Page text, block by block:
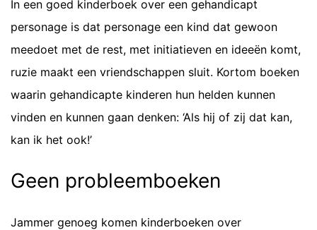
In een goed kinderboek over een gehandicapt
personage is dat personage een kind dat gewoon
meedoet met de rest, met initiatieven en ideeën komt,
ruzie maakt een vriendschappen sluit. Kortom boeken
waarin gehandicapte kinderen hun helden kunnen
vinden en kunnen gaan denken: ‘Als hij of zij dat kan,
kan ik het ook!’
Geen probleemboeken
Jammer genoeg komen kinderboeken over